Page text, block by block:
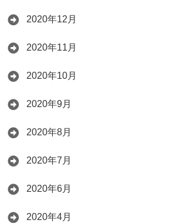
2020年12月
2020年11月
2020年10月
2020年9月
2020年8月
2020年7月
2020年6月
2020年4月